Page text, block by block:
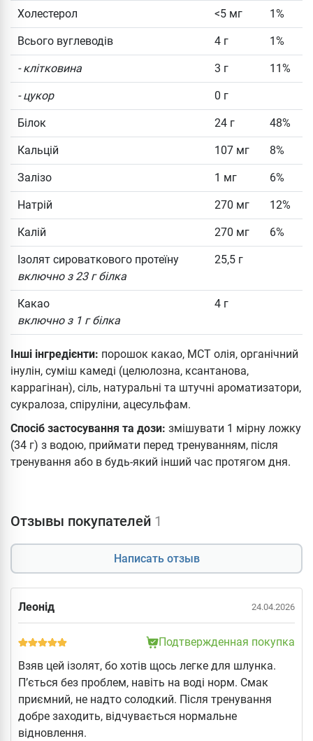
Холестерол <5 мг 1%
Всього вуглеводів 4 г 1%
- клітковина 3 г 11%
- цукор 0 г
Білок 24 г 48%
Кальцій 107 мг 8%
Залізо 1 мг 6%
Натрій 270 мг 12%
Калій 270 мг 6%
Ізолят сироваткового протеїну
включно з 23 г білка
25,5 г
Какао
включно з 1 г білка
4 г
Інші інгредієнти: порошок какао, МСТ олія, органічний
інулін, суміш камеді (целюлозна, ксантанова,
каррагінан), сіль, натуральні та штучні ароматизатори,
сукралоза, спіруліни, ацесульфам.
Спосіб застосування та дози: змішувати 1 мірну ложку
(34 г) з водою, приймати перед тренуванням, після
тренування або в будь-який інший час протягом дня.
Отзывы покупателей 1
Написать отзыв
Леонід 24.04.2026
Подтвержденная покупка
Взяв цей ізолят, бо хотів щось легке для шлунка.
П’ється без проблем, навіть на воді норм. Смак
приємний, не надто солодкий. Після тренування
добре заходить, відчувається нормальне
відновлення.